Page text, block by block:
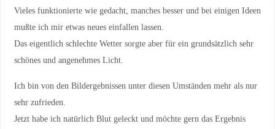
Vieles funktionierte wie gedacht, manches besser und bei einigen Ideen
mußte ich mir etwas neues einfallen lassen.
Das eigentlich schlechte Wetter sorgte aber für ein grundsätzlich sehr
schönes und angenehmes Licht.
Ich bin von den Bildergebnissen unter diesen Umständen mehr als nur
sehr zufrieden.
Jetzt habe ich natürlich Blut geleckt und möchte gern das Ergebnis